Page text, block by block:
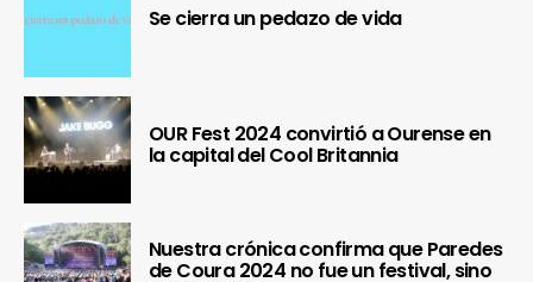
Se cierra un pedazo de vida
OUR Fest 2024 convirtió a Ourense en
la capital del Cool Britannia
Nuestra crónica confirma que Paredes
de Coura 2024 no fue un festival, sino